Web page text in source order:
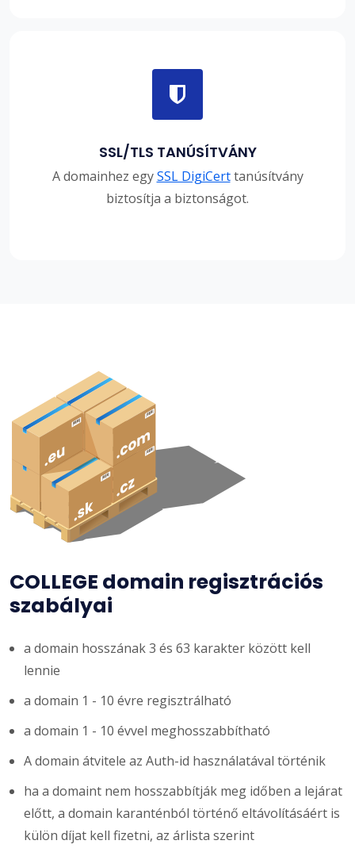
SSL/TLS TANÚSÍTVÁNY
A domainhez egySSL DigiCerttanúsítvány
biztosítja a biztonságot.
COLLEGE domain regisztrációs
szabályai
a domain hosszának 3 és 63 karakter között kell
lennie
a domain 1 - 10 évre regisztrálható
a domain 1 - 10 évvel meghosszabbítható
A domain átvitele az Auth-id használatával történik
ha a domaint nem hosszabbítják meg időben a lejárat
előtt, a domain karanténból történő eltávolításáért is
külön díjat kell fizetni, az árlista szerint